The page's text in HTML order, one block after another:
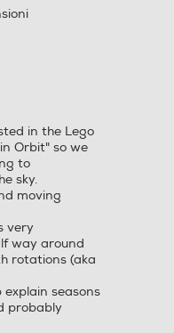
in the Lego
Orbit" so we
to
sky.
moving
very
way around
rotations (aka
explain seasons
probably